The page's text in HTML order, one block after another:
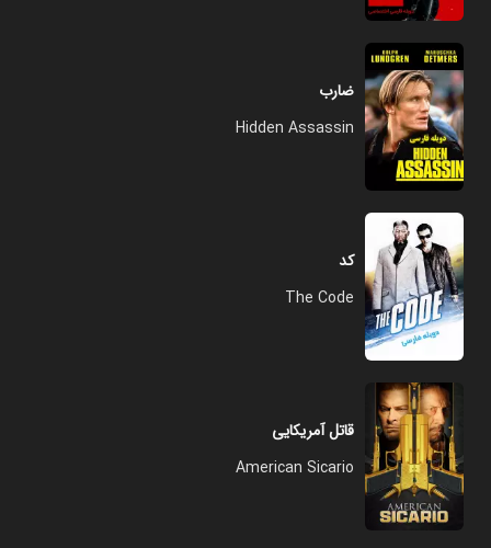
ضارب
Hidden Assassin
کد
The Code
قاتل آمریکایی
American Sicario